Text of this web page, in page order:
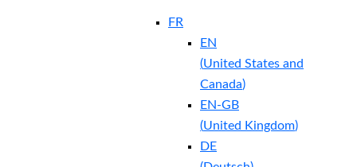
FR
EN
(United States and
Canada)
EN-GB
(United Kingdom)
DE